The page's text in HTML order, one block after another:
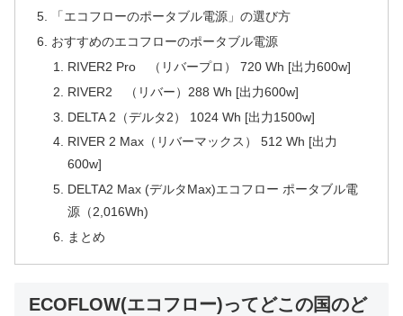
「エコフローのポータブル電源」の選び方
おすすめのエコフローのポータブル電源
RIVER2 Pro （リバープロ） 720 Wh [出力600w]
RIVER2 （リバー）288 Wh [出力600w]
DELTA 2（デルタ2） 1024 Wh [出力1500w]
RIVER 2 Max（リバーマックス） 512 Wh [出力
600w]
DELTA2 Max (デルタMax)エコフロー ポータブル電
源（2,016Wh)
まとめ
ECOFLOW(エコフロー)ってどこの国のど